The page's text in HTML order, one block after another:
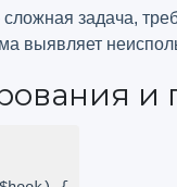
задача,
выявляет
и